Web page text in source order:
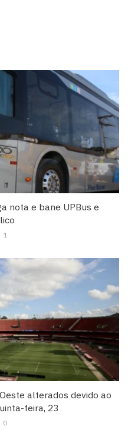
nota e bane UPBus e
1
alterados devido ao
feira, 23
0